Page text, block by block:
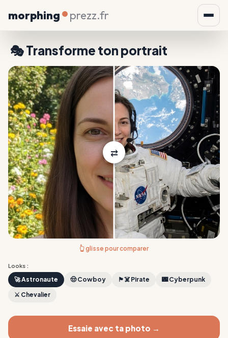
morphing prezz.fr
🎭 Transforme ton portrait
Original
⇄
👆 glisse pour comparer
Looks :
🚀 Astronaute 🤠 Cowboy 🏴‍☠️ Pirate
🌃 Cyberpunk
⚔️ Chevalier
Essaie avec ta photo →